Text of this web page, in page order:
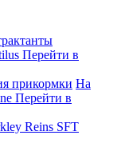
Перейти в
прикормки На
Перейти в
Reins SFT